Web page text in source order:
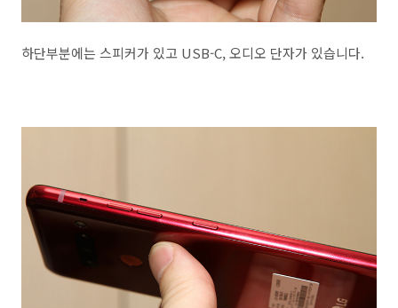
하단부분에는 스피커가 있고 USB-C, 오디오 단자가 있습니다.